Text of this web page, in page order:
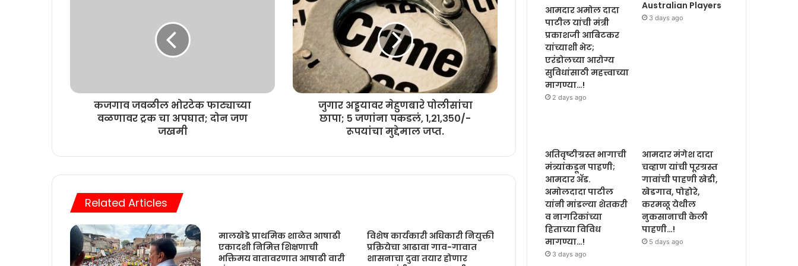
कजगाव जवळील भोरटेक फाट्याच्या
वळणावर ट्रक चा अपघात; दोन जण
जखमी
जुगार अड्डयावर मेहुणबारे पोलीसांचा
छापा; ५ जणांना पकडलं, १,२१,३५०/-
रूपयांचा मुद्देमाल जप्त.
Related Articles
मालखेडे प्राथमिक शाळेत आषाढी
एकादशी निमित्त शिक्षणाची
भक्तिमय वातावरणात आषाढी वारी
विशेष कार्यकारी अधिकारी नियुक्ती
प्रक्रियेचा आढावा गाव-गावात
शासनाचा दुवा तयार होणार
आमदार अमोल दादा
पाटील यांची मंत्री
प्रकाशजी आबिटकर
यांच्याशी भेट;
एरंडोलच्या आरोग्य
सुविधांसाठी महत्त्वाच्या
मागण्या…!
2 days ago
Australian Players
3 days ago
अतिवृष्टीग्रस्त भागाची
मंत्र्यांकडून पाहणी;
आमदार ॲड.
अमोलदादा पाटील
यांनी मांडल्या शेतकरी
व नागरिकांच्या
हिताच्या विविध
मागण्या…!
3 days ago
आमदार मंगेश दादा
चव्हाण यांची पूरग्रस्त
गावांची पाहणी खेडी,
खेडगाव, पोहोरे,
करमळू येथील
नुकसानाची केली
पाहणी…!
5 days ago